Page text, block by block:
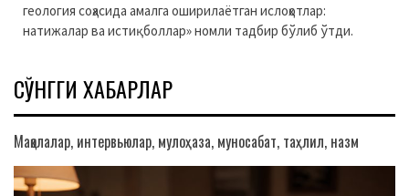
геология соҳасида амалга оширилаётган ислоҳотлар:
натижалар ва истиқболлар» номли тадбир бўлиб ўтди.
СЎНГГИ ХАБАРЛАР
Мақолалар, интервьюлар, мулоҳаза, муносабат, таҳлил, назм